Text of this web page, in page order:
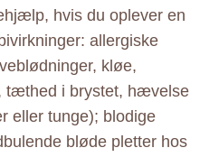
hvis du oplever en
allergiske
kløe,
i brystet, hævelse
eller tunge); blodige
bløde pletter hos